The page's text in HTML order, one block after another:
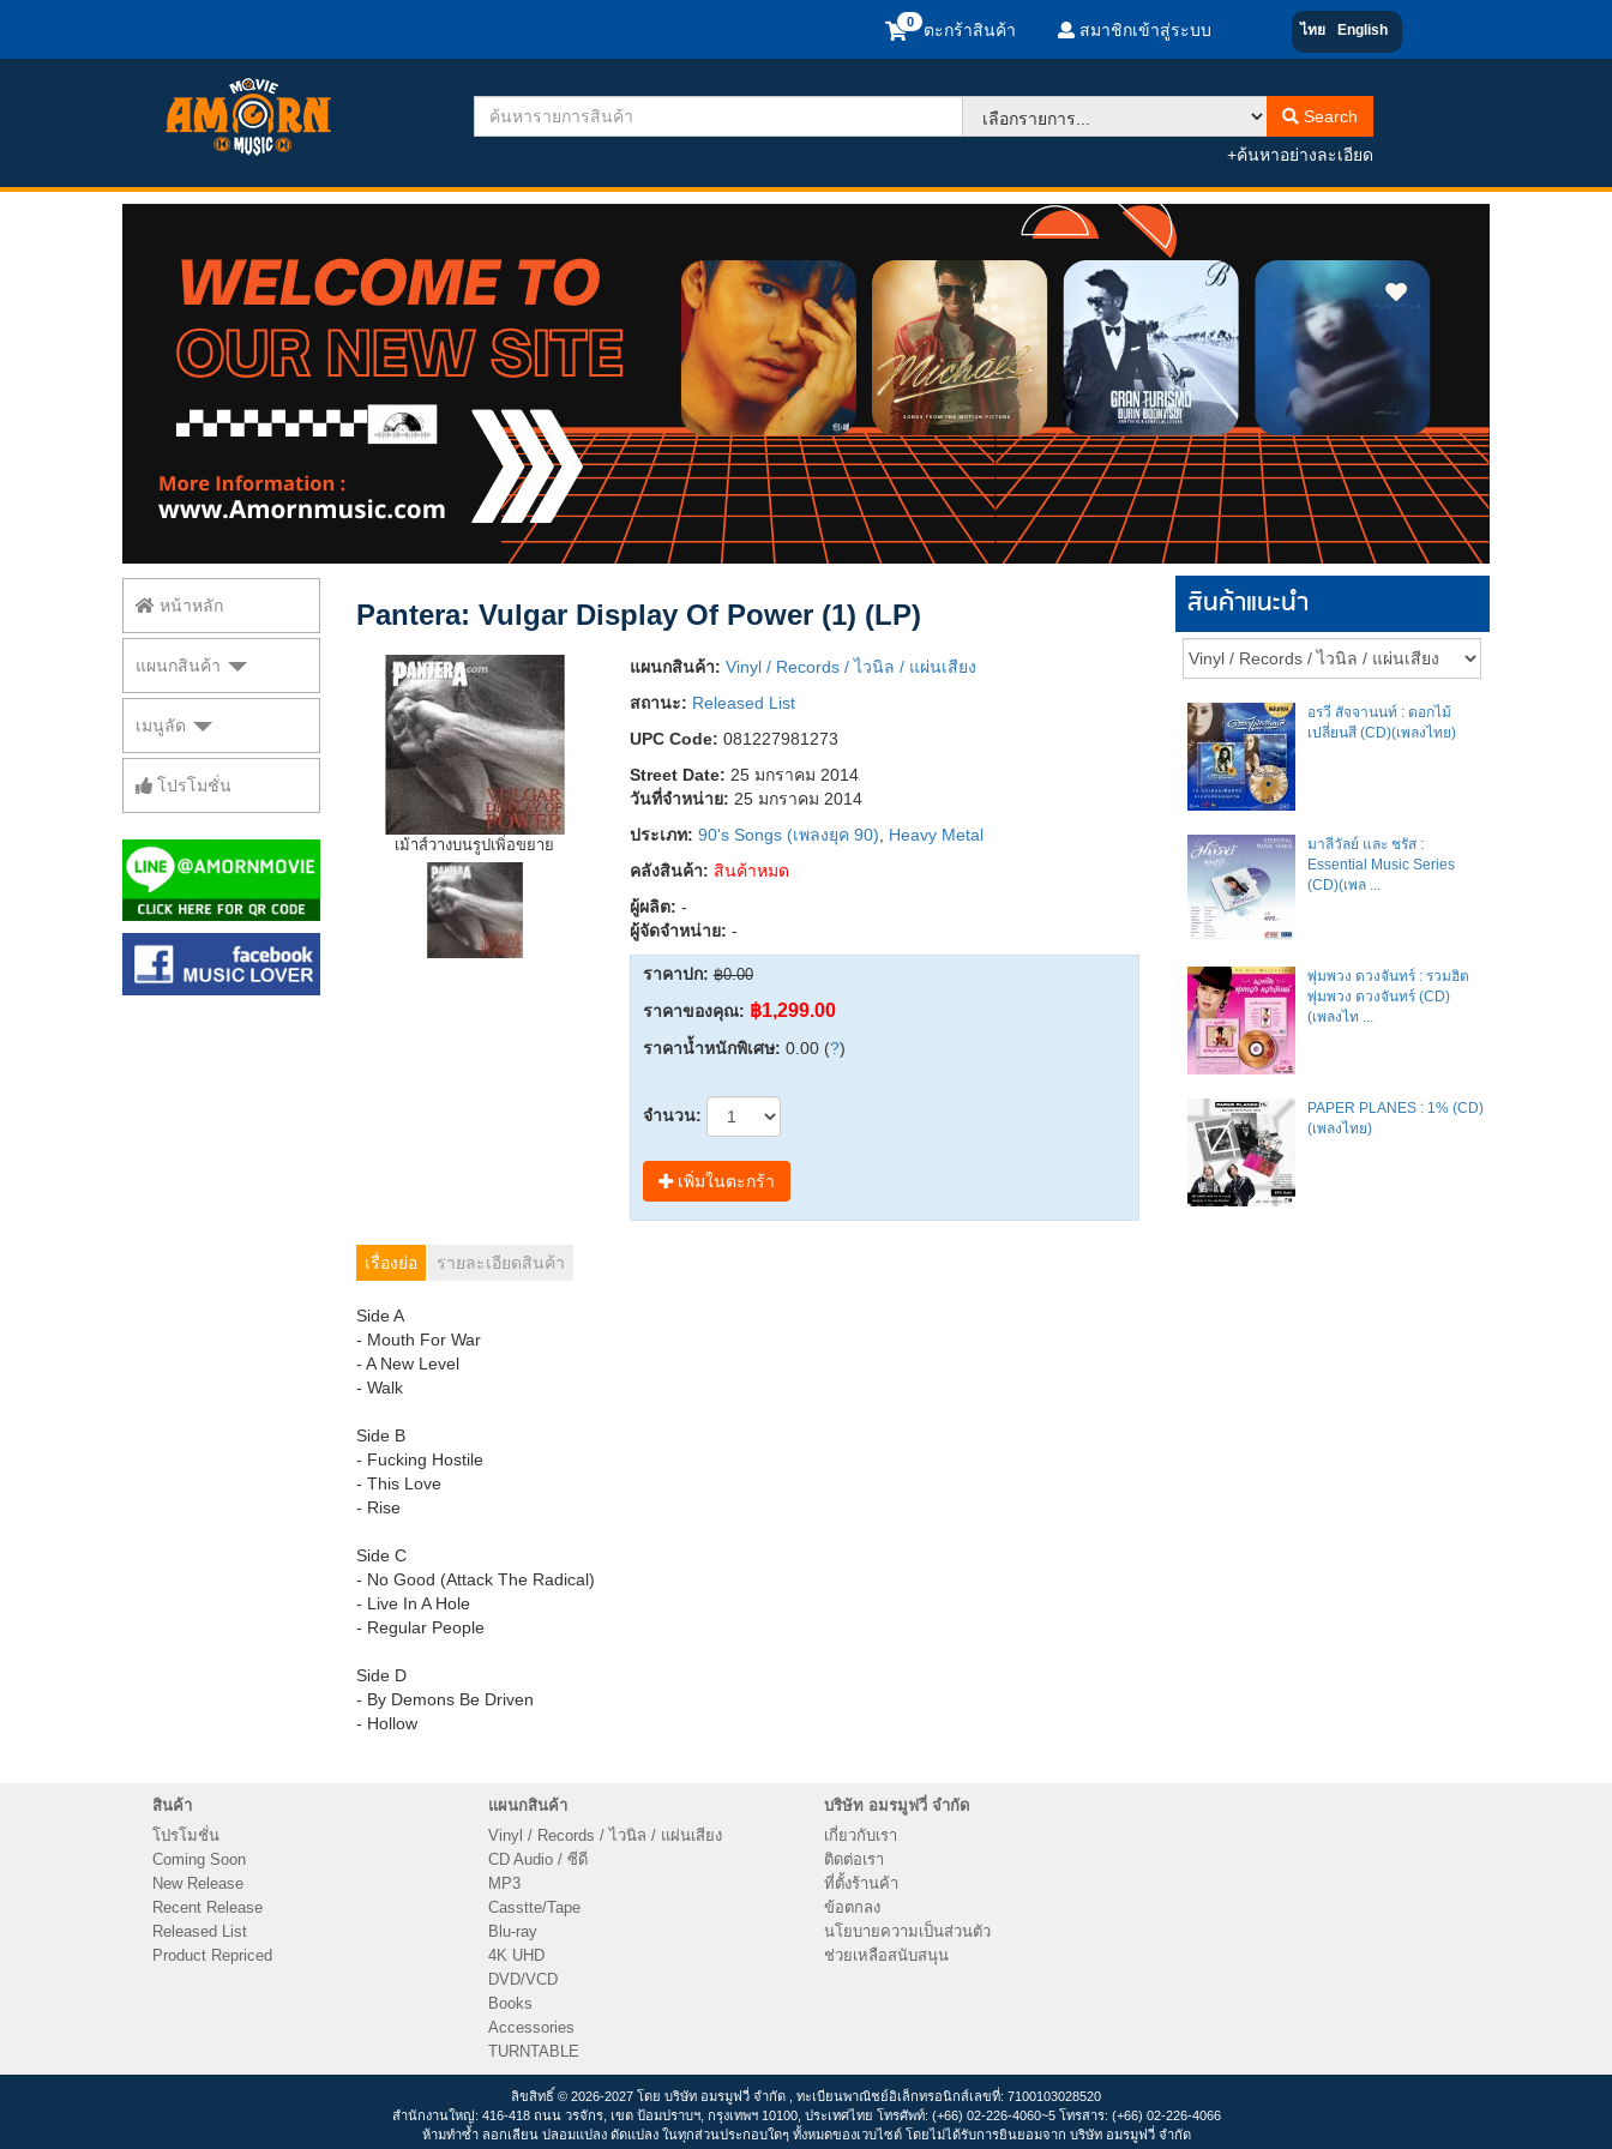
ตะกร้าสินค้า สมาชิกเข้าสู่ระบบ ไทย English
Search
+ค้นหาอย่างละเอียด
หน้าหลัก
แผนกสินค้า
เมนูลัด
โปรโมชั่น
Pantera: Vulgar Display Of Power (1) (LP)
เม้าส์วางบนรูปเพิ่อขยาย
แผนกสินค้า: Vinyl / Records / ไวนิล / แผ่นเสียง
สถานะ: Released List
UPC Code: 081227981273
Street Date: 25 มกราคม 2014
วันที่จำหน่าย: 25 มกราคม 2014
ประเภท: 90's Songs (เพลงยุค 90)
Heavy Metal
คลังสินค้า: สินค้าหมด
ผู้ผลิต: -
ผู้จัดจำหน่าย: -
ราคาปก: ฿0.00
ราคาของคุณ: ฿1,299.00
ราคาน้ำหนักพิเศษ: 0.00 (?)
จำนวน:
เพิ่มในตะกร้า
เรื่องย่อ รายละเอียดสินค้า
Side A
- Mouth For War
- A New Level
- Walk
Side B
- Fucking Hostile
- This Love
- Rise
Side C
- No Good (Attack The Radical)
- Live In A Hole
- Regular People
Side D
- By Demons Be Driven
- Hollow
สินค้าแนะนำ
อรวี สัจจานนท์ : ดอกไม้
เปลี่ยนสี (CD)(เพลงไทย)
มาลีวัลย์​ และ​ ชรัส​ :
Essential Music Series
(CD)(เพล ...
พุ่มพวง ดวงจันทร์ : รวมฮิต
พุ่มพวง ดวงจันทร์ (CD)
(เพลงไท ...
PAPER PLANES : 1% (CD)
(เพลงไทย)
สินค้า
โปรโมชั่น
Coming Soon
New Release
Recent Release
Released List
Product Repriced
แผนกสินค้า
Vinyl / Records / ไวนิล / แผ่นเสียง
CD Audio / ซีดี
MP3
Casstte/Tape
Blu-ray
4K UHD
DVD/VCD
Books
Accessories
TURNTABLE
บริษัท อมรมูฟวี่ จำกัด
เกี่ยวกับเรา
ติดต่อเรา
ที่ตั้งร้านค้า
ข้อตกลง
นโยบายความเป็นส่วนตัว
ช่วยเหลือสนับสนุน
ลิขสิทธิ์ © 2026-2027 โดย บริษัท อมรมูฟวี่ จำกัด , ทะเบียนพาณิชย์อิเล็กทรอนิกส์เลขที่: 7100103028520
สำนักงานใหญ่: 416-418 ถนน วรจักร, เขต ป้อมปราบฯ, กรุงเทพฯ 10100, ประเทศไทย โทรศัพท์: (+66) 02-226-4060~5 โทรสาร: (+66) 02-226-4066
ห้ามทำซ้ำ ลอกเลียน ปลอมแปลง ดัดแปลง ในทุกส่วนประกอบใดๆ ทั้งหมดของเวบไซต์ โดยไม่ได้รับการยินยอมจาก บริษัท อมรมูฟวี่ จำกัด